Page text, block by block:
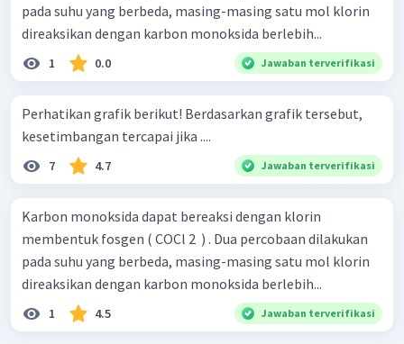
pada suhu yang berbeda, masing-masing satu mol klorin
direaksikan dengan karbon monoksida berlebih...
1 0.0 Jawaban terverifikasi
Perhatikan grafik berikut! Berdasarkan grafik tersebut,
kesetimbangan tercapai jika ....
7 4.7 Jawaban terverifikasi
Karbon monoksida dapat bereaksi dengan klorin
membentuk fosgen ( COCl 2 ​ ) . Dua percobaan dilakukan
pada suhu yang berbeda, masing-masing satu mol klorin
direaksikan dengan karbon monoksida berlebih...
1 4.5 Jawaban terverifikasi